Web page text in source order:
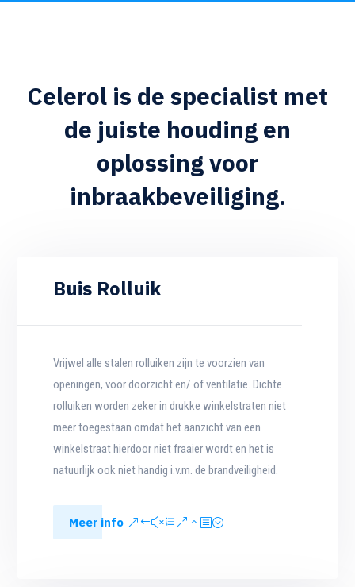
Celerol is de specialist met
de juiste houding en
oplossing voor
inbraakbeveiliging.
Buis Rolluik
Vrijwel alle stalen rolluiken zijn te voorzien van
openingen, voor doorzicht en/ of ventilatie. Dichte
rolluiken worden zeker in drukke winkelstraten niet
meer toegestaan omdat het aanzicht van een
winkelstraat hierdoor niet fraaier wordt en het is
natuurlijk ook niet handig i.v.m. de brandveiligheid.
Meer info